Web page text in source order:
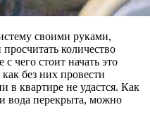
своими руками,
количество
чего стоит начать это
без них провести
в квартире не удастся. Как
вода перекрыта, можно